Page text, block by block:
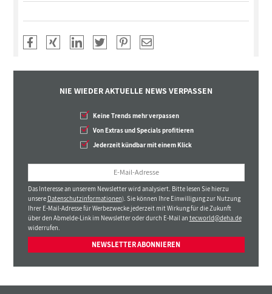
NIE WIEDER AKTUELLE NEWS VERPASSEN
Keine Trends mehr verpassen
Von Extras und Specials profitieren
Jederzeit kündbar mit einem Klick
Das Interesse an unserem Newsletter wird analysiert. Bitte lesen Sie hierzu
unsere Datenschutzinformationen). Sie können Ihre Einwilligung zur Nutzung
Ihrer E-Mail-Adresse für Werbezwecke jederzeit mit Wirkung für die Zukunft
über den Abmelde-Link im Newsletter oder durch E-Mail an tecworld@deha.de
widerrufen.
NEWSLETTER ABONNIEREN